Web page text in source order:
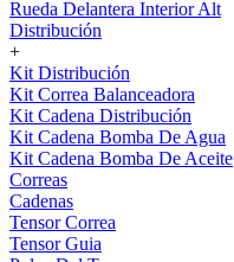
Rueda Delantera Interior Alt
Distribución
+
Kit Distribución
Kit Correa Balanceadora
Kit Cadena Distribución
Kit Cadena Bomba De Agua
Kit Cadena Bomba De Aceite
Correas
Cadenas
Tensor Correa
Tensor Guia